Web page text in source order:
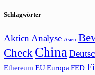
Schlagwörter
Aktien Analyse Asien
Check China
Ethereum EU Europa FED